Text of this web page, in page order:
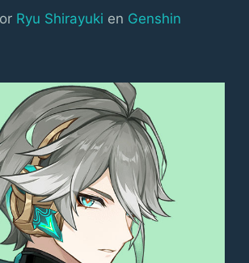
Ryu Shirayuki en Categorías
Genshin